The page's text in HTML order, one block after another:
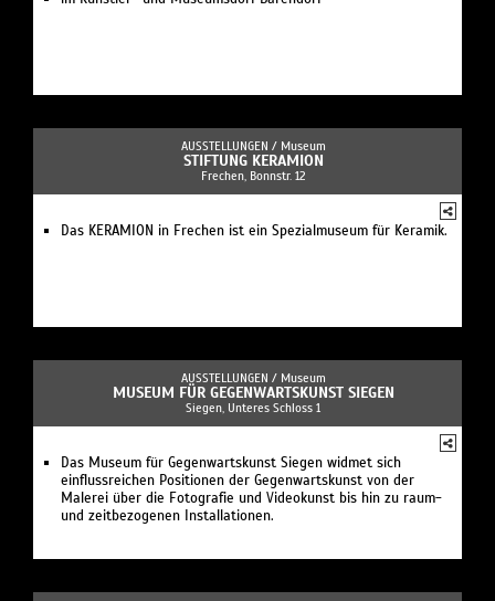
AUSSTELLUNGEN / Museum
STIFTUNG KERAMION
Frechen, Bonnstr. 12
Das KERAMION in Frechen ist ein Spezialmuseum für Keramik.
AUSSTELLUNGEN / Museum
MUSEUM FÜR GEGENWARTSKUNST SIEGEN
Siegen, Unteres Schloss 1
Das Museum für Gegenwartskunst Siegen widmet sich
einflussreichen Positionen der Gegenwartskunst von der
Malerei über die Fotografie und Videokunst bis hin zu raum-
und zeitbezogenen Installationen.